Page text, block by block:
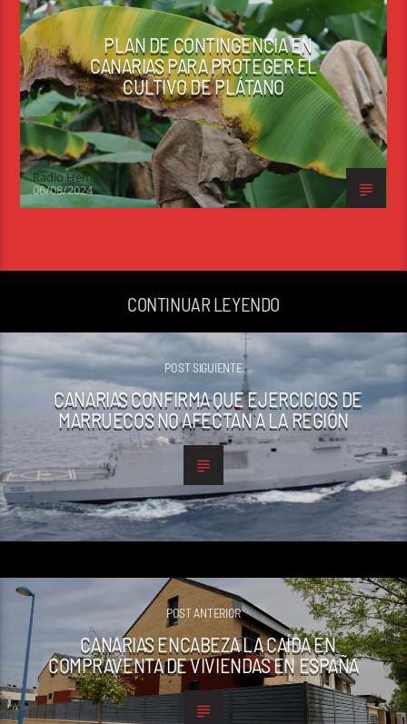
PLAN DE CONTINGENCIA EN
CANARIAS PARA PROTEGER EL
CULTIVO DE PLÁTANO
Radio Hemisferica
06/08/2024
CONTINUAR LEYENDO
POST SIGUIENTE
CANARIAS CONFIRMA QUE EJERCICIOS DE
MARRUECOS NO AFECTAN A LA REGIÓN
POST ANTERIOR
CANARIAS ENCABEZA LA CAÍDA EN
COMPRAVENTA DE VIVIENDAS EN ESPAÑA